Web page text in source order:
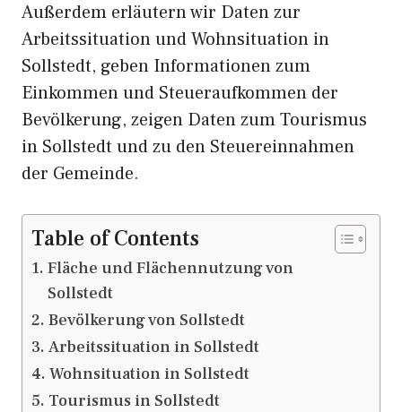
Außerdem erläutern wir Daten zur
Arbeitssituation und Wohnsituation in
Sollstedt, geben Informationen zum
Einkommen und Steueraufkommen der
Bevölkerung, zeigen Daten zum Tourismus
in Sollstedt und zu den Steuereinnahmen
der Gemeinde.
Table of Contents
Fläche und Flächennutzung von
Sollstedt
Bevölkerung von Sollstedt
Arbeitssituation in Sollstedt
Wohnsituation in Sollstedt
Tourismus in Sollstedt